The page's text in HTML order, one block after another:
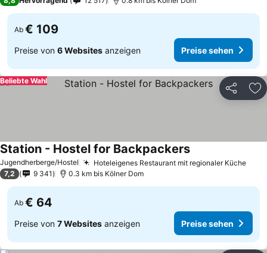
Ab € 109
Preise von 6 Websites anzeigen Preise sehen
Teilen
Beliebte Wahl
Jugendherberge/Hostel Hoteleigenes Restaurant mit regionaler Küche
Station - Hostel for BackpackersPreise sehen
7,2 9 341 0.3 km bis Kölner Dom
Ab € 64
Preise von 7 Websites anzeigen Preise sehen